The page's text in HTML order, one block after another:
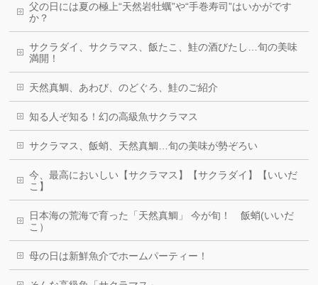
父の日には夏の極上“天然岩牡蠣”や“手巻寿司”はいかがです
か？
サクラダイ、サクラマス、飯たこ、鮭の酒びたし…旬の美味
満開！
天然真鯛、あわび、のどぐろ、鮭のご紹介
知る人ぞ知る！幻の高級魚サクラマス
サクラマス、飯蛸、天然真鯛…旬の美味が勢ぞろい
今、最高においしい【サクラマス】【サクラダイ】【いいだ
こ】
日本海の荒海で育った「天然真鯛」 今が旬！ 飯蛸(いいだ
こ）
母の日は新鮮魚介でホームパーティー！